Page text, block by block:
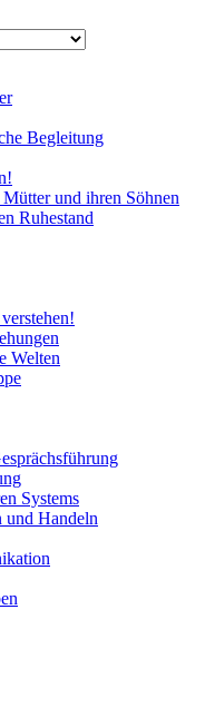
Begleitung
und ihren Söhnen
Ruhestand
Welten
Systems
und Handeln